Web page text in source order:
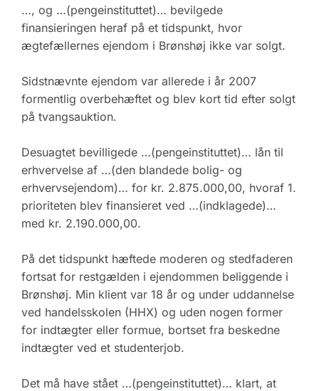
…, og …(pengeinstituttet)… bevilgede
finansieringen heraf på et tidspunkt, hvor
ægtefællernes ejendom i Brønshøj ikke var solgt.
Sidstnævnte ejendom var allerede i år 2007
formentlig overbehæftet og blev kort tid efter solgt
på tvangsauktion.
Desuagtet bevilligede …(pengeinstituttet)… lån til
erhvervelse af …(den blandede bolig- og
erhvervsejendom)… for kr. 2.875.000,00, hvoraf 1.
prioriteten blev finansieret ved …(indklagede)…
med kr. 2.190.000,00.
På det tidspunkt hæftede moderen og stedfaderen
fortsat for restgælden i ejendommen beliggende i
Brønshøj. Min klient var 18 år og under uddannelse
ved handelsskolen (HHX) og uden nogen former
for indtægter eller formue, bortset fra beskedne
indtægter ved et studenterjob.
Det må have stået …(pengeinstituttet)… klart, at